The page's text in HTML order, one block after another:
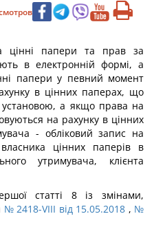
цінні папери та прав за
в електронній формі, а
папери у певний момент
в цінних паперах, що
установою, а якщо права на
на рахунку в цінних
- обліковий запис на
цінних паперів в
утримувача, клієнта
статті 8 із змінами,
№ 2418-VIII від 15.05.2018 , №